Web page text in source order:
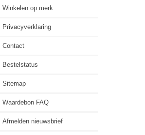
Winkelen op merk
Privacyverklaring
Contact
Bestelstatus
Sitemap
Waardebon FAQ
Afmelden nieuwsbrief